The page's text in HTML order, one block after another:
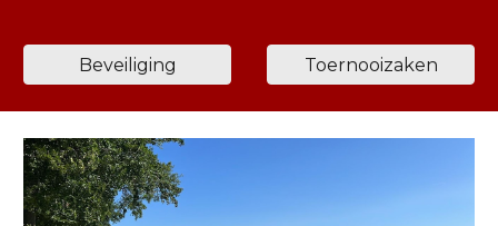
Beveiliging Toernooizaken